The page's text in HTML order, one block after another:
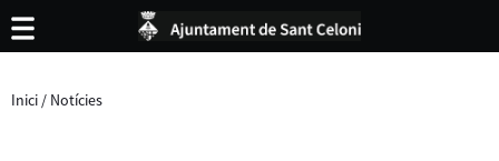
Inici / Notícies